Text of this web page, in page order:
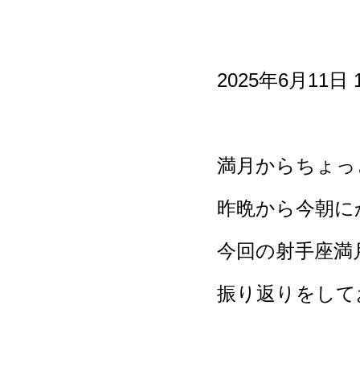
2025年6月11日
満月からちょ
昨晩から今朝
今回の射手座
振り返りをし